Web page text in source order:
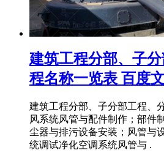
建筑工程分部、子
程名称一览表 百度
建筑工程分部、子分部工程、
风系统风管与配件制作；部件
尘器与排污设备安装；风管与
统调试净化空调系统风管与 .